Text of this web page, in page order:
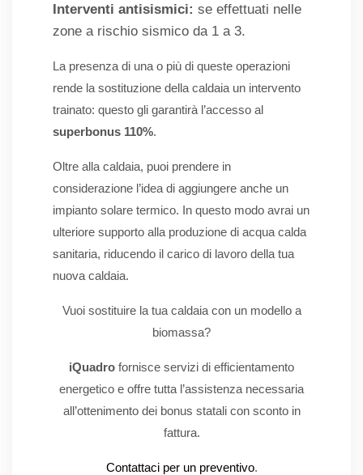
Interventi antisismici: se effettuati nelle
zone a rischio sismico da 1 a 3.
La presenza di una o più di queste operazioni
rende la sostituzione della caldaia un intervento
trainato: questo gli garantirà l’accesso al
superbonus 110%.
Oltre alla caldaia, puoi prendere in
considerazione l’idea di aggiungere anche un
impianto solare termico. In questo modo avrai un
ulteriore supporto alla produzione di acqua calda
sanitaria, riducendo il carico di lavoro della tua
nuova caldaia.
Vuoi sostituire la tua caldaia con un modello a
biomassa?
iQuadro fornisce servizi di efficientamento
energetico e offre tutta l’assistenza necessaria
all’ottenimento dei bonus statali con sconto in
fattura.
Contattaci per un preventivo.